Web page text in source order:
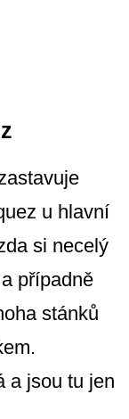
u hlavní
si necelý
případně
stánků
a jsou tu jen